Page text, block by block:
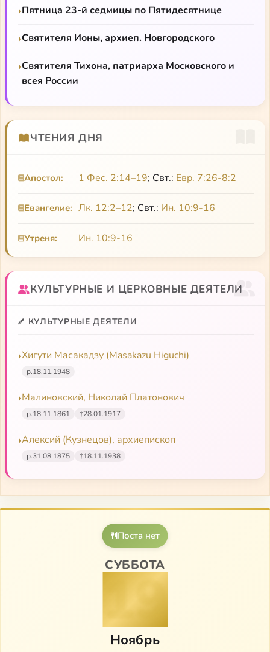
Пятница 23-й седмицы по Пятидесятнице
Святителя Ионы, архиеп. Новгородского
Святителя Тихона, патриарха Московского и
всея России
ЧТЕНИЯ ДНЯ
Апостол: 1 Фес. 2:14–19; Свт.: Евр. 7:26-8:2
Евангелие: Лк. 12:2–12; Свт.: Ин. 10:9-16
Утреня: Ин. 10:9-16
КУЛЬТУРНЫЕ И ЦЕРКОВНЫЕ ДЕЯТЕЛИ
КУЛЬТУРНЫЕ ДЕЯТЕЛИ
Хигути Масакадзу (Masakazu Higuchi)
р.18.11.1948
Малиновский, Николай Платонович
р.18.11.1861 †28.01.1917
Алексий (Кузнецов), архиепископ
р.31.08.1875 †18.11.1938
Поста нет
СУББОТА
19
Ноябрь